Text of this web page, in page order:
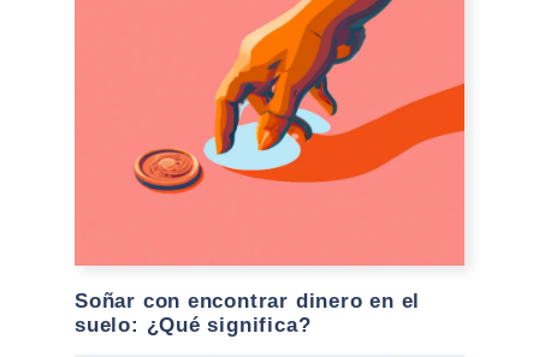
Soñar con encontrar dinero en el
suelo: ¿Qué significa?